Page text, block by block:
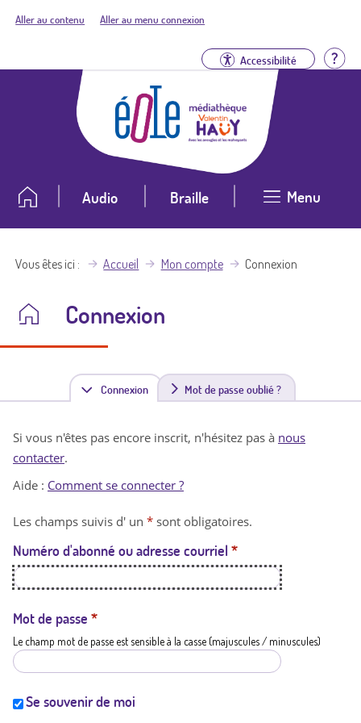
Aller au contenu Aller au menu connexion
Accessibilité
Audio Braille Menu
Vous êtes ici Accueil Mon compte Connexion
Connexion
Connexion(
n
t
a
t
i
Mot de passe oublié ?
Si vous n'êtes pas encore inscrit, n'hésitez pas à nous
contacter.
Aide : Comment se connecter ?
Les champs suivis d' un * sont obligatoires.
Numéro d'abonné ou adresse courriel *
Mot de passe *
Le champ mot de passe est sensible à la casse (majuscules / minuscules)
Se souvenir de moi